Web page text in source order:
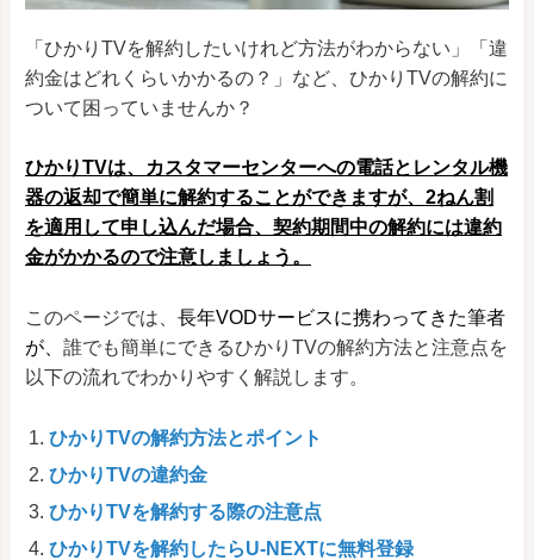
「ひかりTVを解約したいけれど方法がわからない」「違
約金はどれくらいかかるの？」など、ひかりTVの解約に
ついて困っていませんか？
ひかりTVは、カスタマーセンターへの電話とレンタル機
器の返却で簡単に解約することができますが、2ねん割
を適用して申し込んだ場合、契約期間中の解約には違約
金がかかるので注意しましょう。
このページでは、 長年VODサービスに携わってきた筆者
が、 誰でも簡単にできるひかりTVの解約方法と注意点を
以下の流れでわかりやすく解説します。
ひかりTVの解約方法とポイント
ひかりTVの違約金
ひかりTVを解約する際の注意点
ひかりTVを解約したらU-NEXTに無料登録